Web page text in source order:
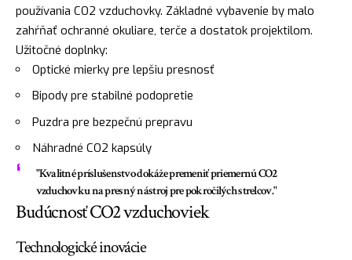
používania CO2 vzduchovky. Základné vybavenie by malo
zahŕňať ochranné okuliare, terče a dostatok projektilom.
Užitočné doplnky:
Optické mierky pre lepšiu presnosť
Bipody pre stabilné podopretie
Puzdra pre bezpečnú prepravu
Náhradné CO2 kapsúly
"Kvalitné príslušenstvo dokáže premeniť priemernú CO2
vzduchovku na presný nástroj pre pokročilých strelcov."
Budúcnosť CO2 vzduchoviek
Technologické inovácie